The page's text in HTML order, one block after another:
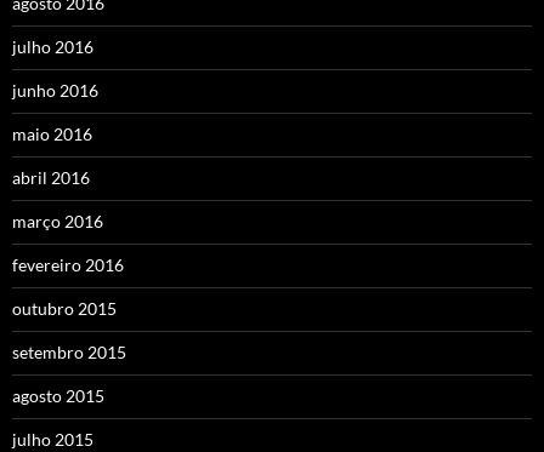
julho 2016
junho 2016
maio 2016
abril 2016
março 2016
fevereiro 2016
outubro 2015
setembro 2015
agosto 2015
julho 2015